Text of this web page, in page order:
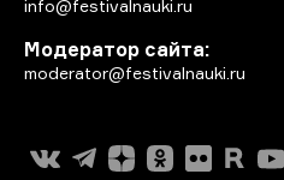
info@festivalnauki.ru
Модератор сайта:
moderator@festivalnauki.ru